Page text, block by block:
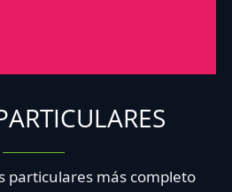
particulares más completo